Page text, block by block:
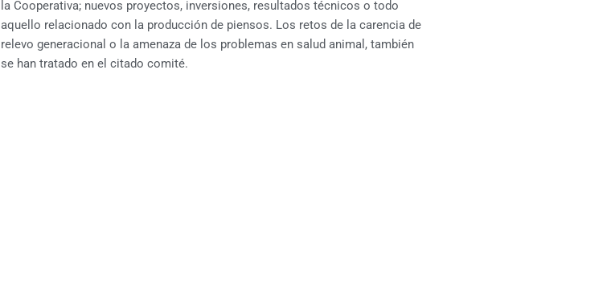
la Cooperativa; nuevos proyectos, inversiones, resultados técnicos o todo
aquello relacionado con la producción de piensos. Los retos de la carencia de
relevo generacional o la amenaza de los problemas en salud animal, también
se han tratado en el citado comité.